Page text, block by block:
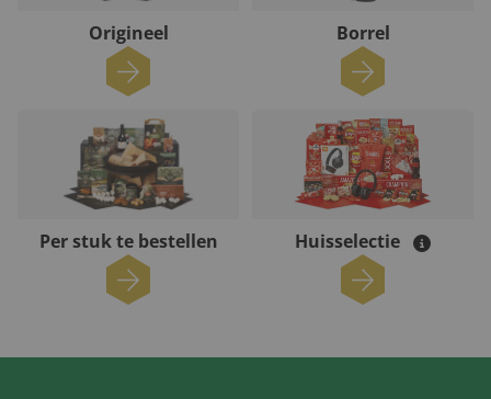
Origineel Borrel
Per stuk te bestellen Huisselectie